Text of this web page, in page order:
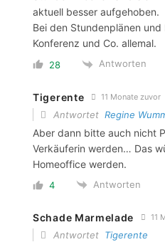
aktuell besser aufgehoben.
Bei den Stundenplänen
Konferenz und Co. allemal.
28 Antworten
Tigerente 11 Monate zuvor
Antwortet Regine
Aber dann bitte auch nicht
Verkäuferin werden… Das
Homeoffice werden.
4 Antworten
Schade Marmelade 11
Antwortet Tigerente